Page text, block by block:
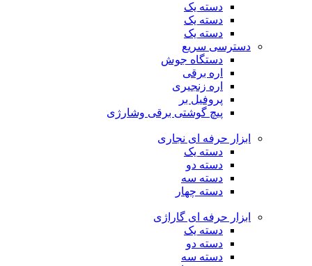
دسته یک
دسته یک
دسته یک
دسترسی سریع
دستگاه جوش
اره برقی
اره زنجیری
پروفیل بر
پیچ گوشتی برقی وشارژی
ابزار حرفه ای نجاری
دسته یک
دسته دو
دسته سه
دسته چهار
ابزار حرفه ای گاراژی
دسته یک
دسته دو
دسته سه